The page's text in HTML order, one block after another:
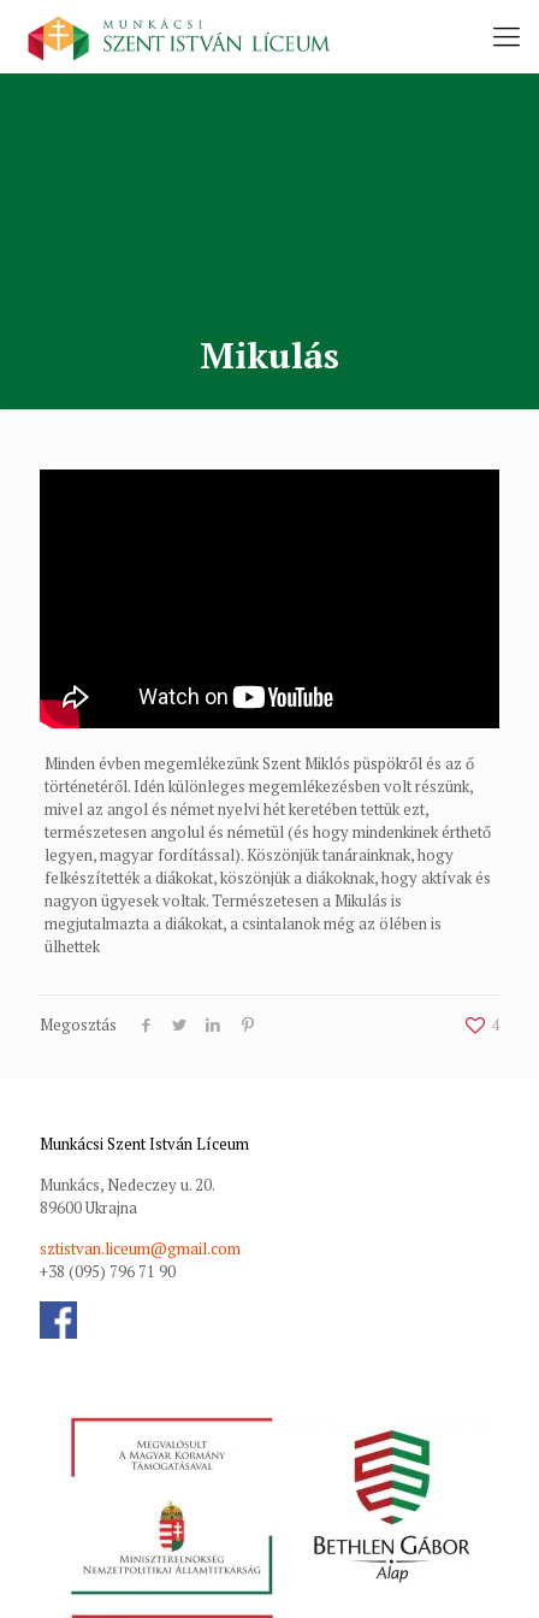
Mikulás
Minden évben megemlékezünk Szent Miklós püspökről és az ő
történetéről. Idén különleges megemlékezésben volt részünk,
mivel az angol és német nyelvi hét keretében tettük ezt,
természetesen angolul és németül (és hogy mindenkinek érthető
legyen, magyar fordítással). Köszönjük tanárainknak, hogy
felkészítették a diákokat, köszönjük a diákoknak, hogy aktívak és
nagyon ügyesek voltak. Természetesen a Mikulás is
megjutalmazta a diákokat, a csintalanok még az ölében is
ülhettek
Megosztás 4
Munkácsi Szent István Líceum
Munkács, Nedeczey u. 20.
89600 Ukrajna
sztistvan.liceum@gmail.com
+38 (095) 796 71 90